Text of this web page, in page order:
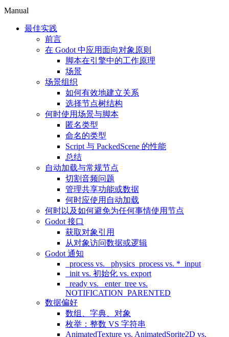
Manual
最佳实践
前言
在 Godot 中应用面向对象原则
脚本在引擎中的工作原理
场景
场景组织
如何有效地建立关系
选择节点树结构
何时使用场景与脚本
匿名类型
命名的类型
Script 与 PackedScene 的性能
总结
自动加载与常规节点
切割音频问题
管理共享功能或数据
何时应使用自动加载
何时以及如何避免为任何事情使用节点
Godot 接口
获取对象引用
从对象访问数据或逻辑
Godot 通知
_process vs. _physics_process vs. *_input
_init vs. 初始化 vs. export
_ready vs. _enter_tree vs.
NOTIFICATION_PARENTED
数据偏好
数组、字典、对象
枚举：整数 VS 字符串
AnimatedTexture vs. AnimatedSprite2D vs.